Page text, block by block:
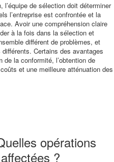
de sélection doit déterminer
l’entreprise est confrontée et la
Avoir une compréhension claire
à la fois dans la sélection et
différent de problèmes, et
Certains des avantages
la conformité, l’obtention de
et une meilleure atténuation des
opérations
?